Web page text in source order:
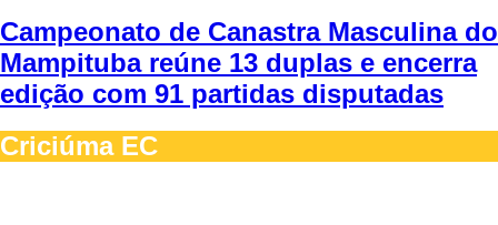
Campeonato de Canastra Masculina do
Mampituba reúne 13 duplas e encerra
edição com 91 partidas disputadas
Criciúma EC